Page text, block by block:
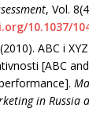
, Vol.
10.1037/
ABC i
[ABC
in Russia